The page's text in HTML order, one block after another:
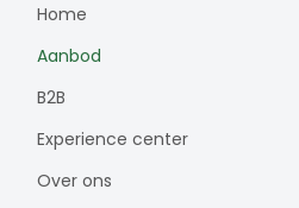
Home
Aanbod
B2B
Experience center
Over ons